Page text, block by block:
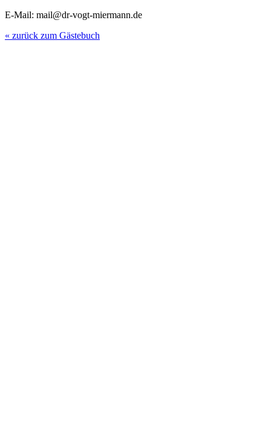
E-Mail: mail@dr-vogt-miermann.de
« zurück zum Gästebuch